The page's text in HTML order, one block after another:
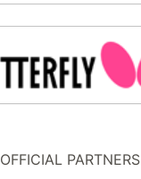
OFFICIAL PARTNERS